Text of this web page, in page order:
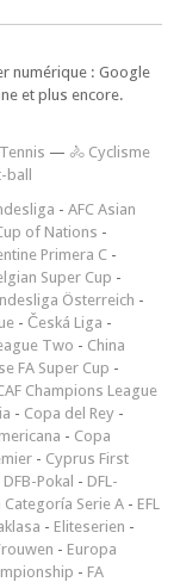
numérique : Google
et plus encore.
— 🚴 Cyclisme
- AFC Asian
of Nations -
Primera C -
Super Cup -
Österreich -
- Česká Liga -
Two - China
FA Super Cup -
Champions League
- Copa del Rey -
- Copa
- Cyprus First
DFB-Pokal - DFL-
Serie A - EFL
- Eliteserien -
- Europa
- FA